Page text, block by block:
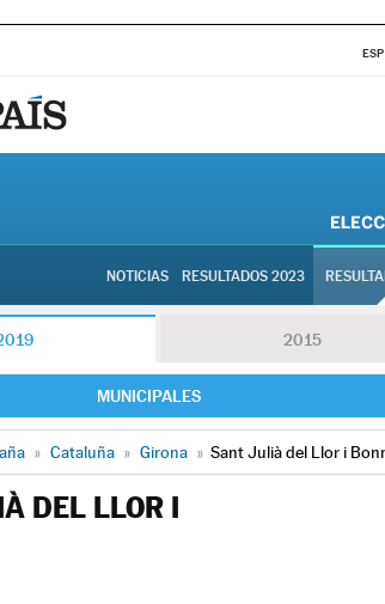
ESP
NOTICIAS RESULTADOS 2023
2015
MUNICIPALES
» Cataluña » Girona » Sant Julià del Llor i
DEL LLOR I